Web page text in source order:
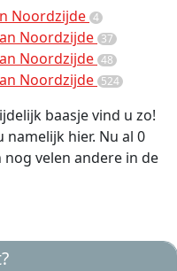
Noordzijde 4
Noordzijde 37
Noordzijde 48
Noordzijde 524
baasje vind u zo!
hier. Nu al 0
velen andere in de